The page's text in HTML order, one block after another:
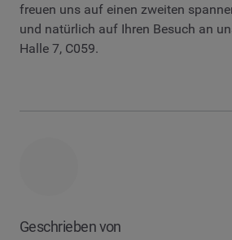
freuen uns auf einen zweiten
und natürlich auf Ihren Besuch an
Halle 7, C059.
Geschrieben von